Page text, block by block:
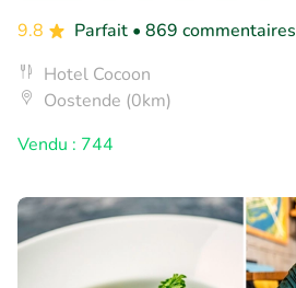
9.8
Parfait • 869 commentaires
Hotel Cocoon
Oostende (0km)
Vendu : 744